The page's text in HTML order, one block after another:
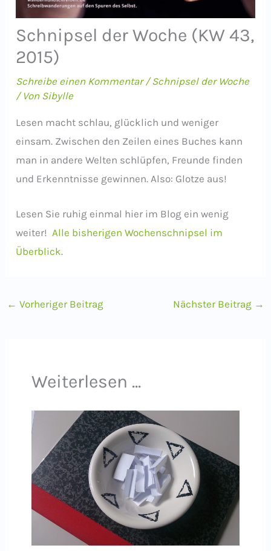
Schnipsel der Woche (KW 43,
2015)
Schreibe einen Kommentar /Schnipsel der Woche
/ Von Sibylle
Lesen macht schlau, glücklich und weniger
einsam. Zwischen den Zeilen eines Buches kann
man in andere Welten schlüpfen, Freunde finden
und Erkenntnisse gewinnen. Also: Glotze aus!
Lesen Sie ruhig einmal hier im Blog ein wenig
weiter!Alle bisherigen Wochenschnipsel im
Überblick.
← Vorheriger Beitrag Nächster Beitrag →
Weiterlesen ...